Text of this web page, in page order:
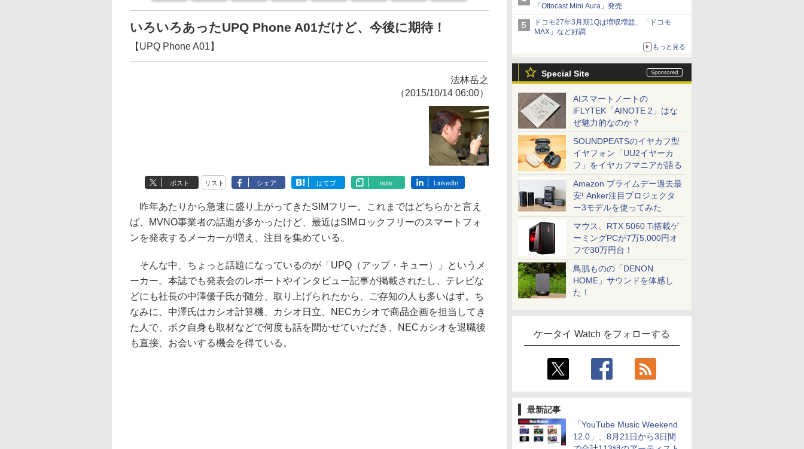
「Ottocast Mini Aura」発売
ドコモ27年3月期1Qは増収増益、「ドコモ
MAX」など好調
もっと見る
Special Site
AIスマートノートの
iFLYTEK「AINOTE 2」はな
ぜ魅力的なのか？
SOUNDPEATSのイヤカフ型
イヤフォン「UU2イヤーカ
フ」をイヤカフマニアが語る
Amazon プライムデー過去最
安! Anker注目プロジェクタ
ー3モデルを使ってみた
マウス、RTX 5060 Ti搭載ゲ
ーミングPCが7万5,000円オ
フで30万円台！
鳥肌ものの「DENON
HOME」サウンドを体感し
た！
ケータイ Watch をフォローする
最新記事
「YouTube Music Weekend
12.0」、8月21日から3日間
いろいろあったUPQ Phone A01だけど、今後に期待！
【UPQ Phone A01】
法林岳之
（2015/10/14 06:00）
ポスト リスト シェア はてブ note LinkedIn
昨年あたりから急速に盛り上がってきたSIMフリー。これまではどちらかと言え
ば、MVNO事業者の話題が多かったけど、最近はSIMロックフリーのスマートフォ
ンを発表するメーカーが増え、注目を集めている。
そんな中、ちょっと話題になっているのが「UPQ（アップ・キュー）」というメ
ーカー。本誌でも発表会のレポートやインタビュー記事が掲載されたし、テレビな
どにも社長の中澤優子氏が随分、取り上げられたから、ご存知の人も多いはず。ち
なみに、中澤氏はカシオ計算機、カシオ日立、NECカシオで商品企画を担当してき
た人で、ボク自身も取材などで何度も話を聞かせていただき、NECカシオを退職後
も直接、お会いする機会を得ている。